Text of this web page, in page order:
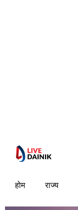
होम राज्य